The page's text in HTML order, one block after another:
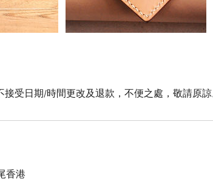
受日期/時間更改及退款，不便之處，敬請原諒
香港